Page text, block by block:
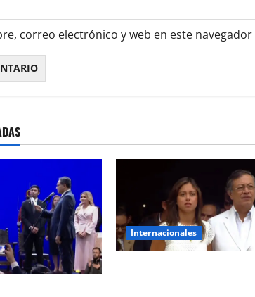
correo electrónico y web en este
Internacionales